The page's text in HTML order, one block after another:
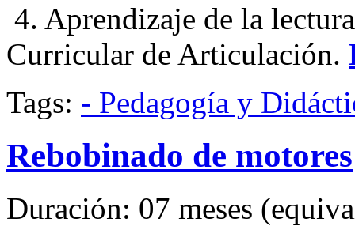
4. Aprendizaje de la
Curricular de Articulación.
Tags: - Pedagogía y
Rebobinado de motores
Duración: 07 meses